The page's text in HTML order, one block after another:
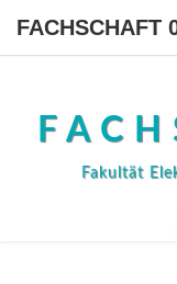
FACHSCHAFT
Fakultät